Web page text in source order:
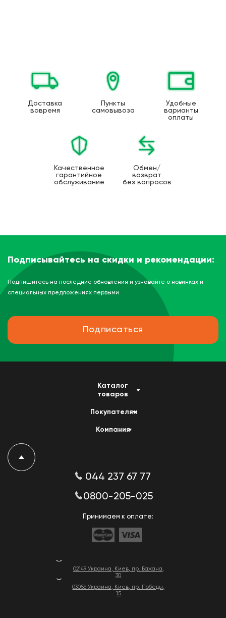
Доставка
вовремя
Пункты
самовывоза
Удобные
варианты
оплаты
Качественное
гарантийное
обслуживание
Обмен/
возврат
без вопросов
Подписывайтесь на скидки и рекомендации:
Подпишитесь на последние обновления и узнавайте о новинках и
специальных предложениях первыми
Подписаться
02149 Украина, Киев, пр. Бажана,
30
03056 Украина, Киев, пр. Победы,
15
Каталог
товаров
Покупателям
Компания
044 237 67 77
0800-205-025
Принимаем к оплате: